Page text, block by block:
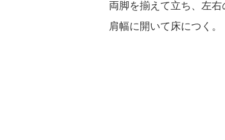
両脚を揃えて立ち、左
肩幅に開いて床につく。